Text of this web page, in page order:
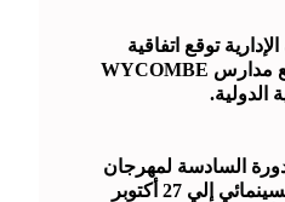
توقع اتفاقية
تعاون مع مدارس WYCOMBE
الدولية.
السادسة لمهرجان
الجونة السينمائي إلي 27 أكتوبر